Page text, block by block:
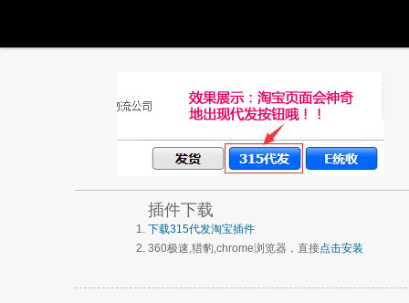
插件下载
下载315代发淘宝插件
360极速,猎豹,chrome浏览器，直接点击安装